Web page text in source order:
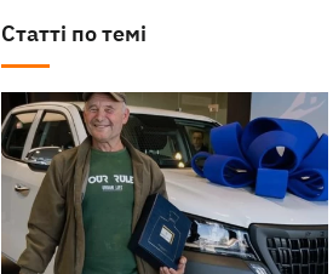
Статті по темі